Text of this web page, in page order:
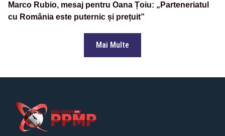
Marco Rubio, mesaj pentru Oana Țoiu: „Parteneriatul
cu România este puternic și prețuit”
Mai Multe